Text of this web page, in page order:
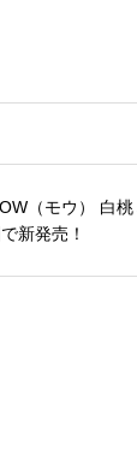
（モウ） 白
新発売！